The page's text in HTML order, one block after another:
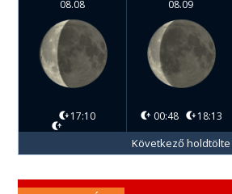
08.08
17:10
08.09
00:48 18:13
Következő holdtölte